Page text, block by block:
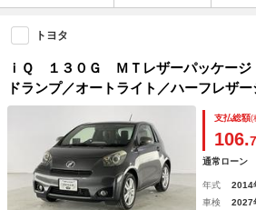
トヨタ
ｉＱ １３０Ｇ ＭＴレザーパッケー
ドランプ／オートライト／ハーフレザ
ストップ／ＥＴＣ／前後ドラレコ／ポー
モコンキー
支払総額(
106.7
通常ローン
年式 2014
車検
2027